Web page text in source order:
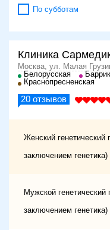
По субботам
Клиника
Москва, ул. Малая
Белорусская
Краснопресненская
20 отзывов
Женский генетический
заключением генетика)
Мужской генетический
заключением генетика)